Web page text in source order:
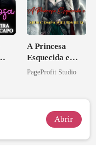
A Princesa
Esquecida e
Seus
PageProfit Studio
Abrir